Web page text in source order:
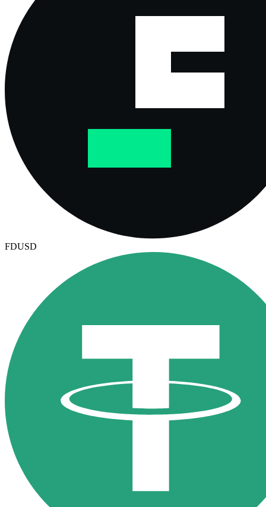
FDUSD